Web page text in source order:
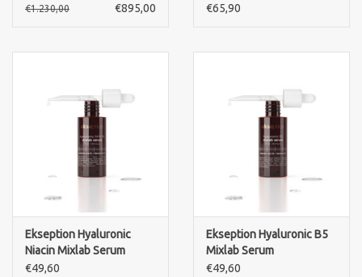
€1.230,00 €895,00
€65,90
Ekseption Hyaluronic
Niacin Mixlab Serum
€49,60
Ekseption Hyaluronic B5
Mixlab Serum
€49,60